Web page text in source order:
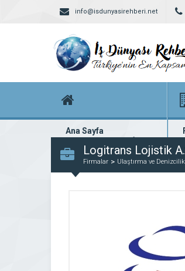
info@isdunyasirehberi.net
Ana Sayfa
Firma rehberi ana sayfanız
Logitrans Lojistik
Firmalar Ulaştırma ve Denizcilik